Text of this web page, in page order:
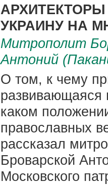
УКРАИНУ НА
Митрополит
Антоний
О том, к чему
развивающаяся
каком
православных
рассказал
Броварской
Московского